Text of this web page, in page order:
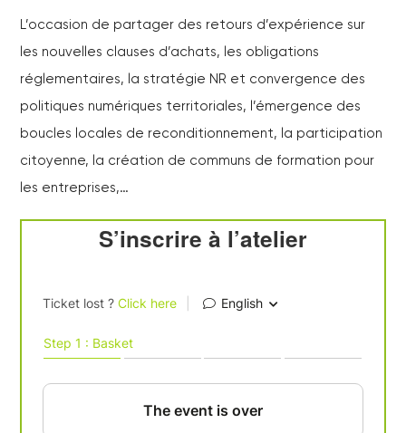
L’occasion de partager des retours d’expérience sur
les nouvelles clauses d’achats, les obligations
réglementaires, la stratégie NR et convergence des
politiques numériques territoriales, l’émergence des
boucles locales de reconditionnement, la participation
citoyenne, la création de communs de formation pour
les entreprises,…
S’inscrire à l’atelier